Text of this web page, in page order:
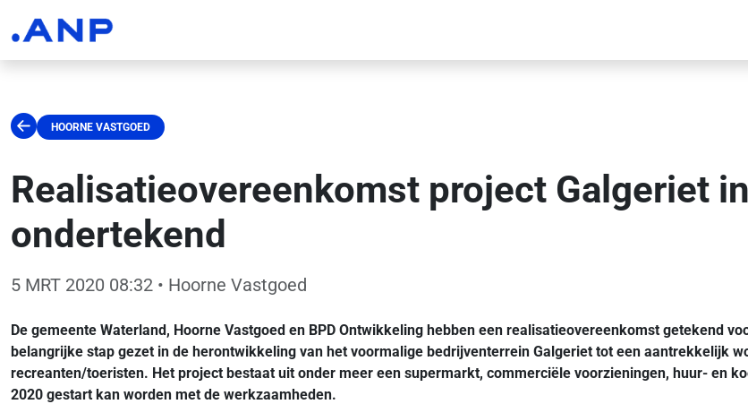
HOORNE VASTGOED
Realisatieovereenkomst project Galgeriet
ondertekend
5 MRT 2020 08:32 • Hoorne Vastgoed
De gemeente Waterland, Hoorne Vastgoed en BPD Ontwikkeling hebben een realisatieovereenkomst getekend
belangrijke stap gezet in de herontwikkeling van het voormalige bedrijventerrein Galgeriet tot een aantrekkelijk
recreanten/toeristen. Het project bestaat uit onder meer een supermarkt, commerciële voorzieningen, huur- en
2020 gestart kan worden met de werkzaamheden.